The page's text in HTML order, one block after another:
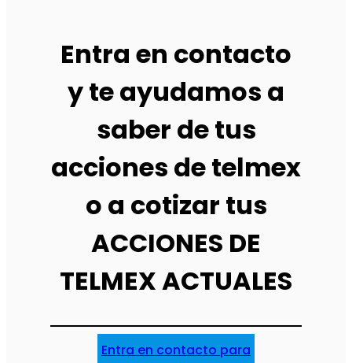
Entra en contacto
y te ayudamos a
saber de tus
acciones de telmex
o a cotizar tus
ACCIONES DE
TELMEX ACTUALES
Entra en contacto para